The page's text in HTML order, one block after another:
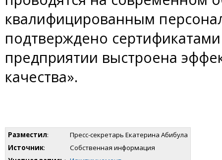
квалифицированным
подтверждено сертификатами
предприятии выстроена
качества».
Разместил:
Пресс-секретарь Екатерина Абибула
Источник:
Собственная информация